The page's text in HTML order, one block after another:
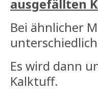
ausgefällten
Bei ähnlicher
Es wird dann
Kalktuff.